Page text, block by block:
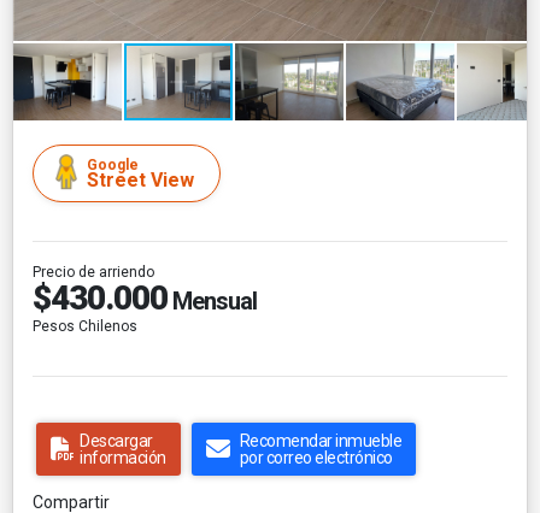
Google
Street View
Precio de arriendo
$430.000 Mensual
Pesos Chilenos
Descargar
información
Recomendar inmueble
por correo electrónico
Compartir